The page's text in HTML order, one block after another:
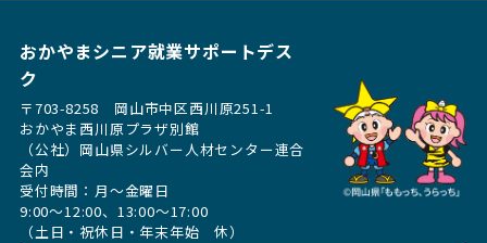
おかやまシニア就業サポートデス
ク
〒703-8258 岡山市中区西川原251-1
おかやま西川原プラザ別館
（公社）岡山県シルバー人材センター連合
会内
受付時間：月〜金曜日
9:00～12:00、13:00〜17:00
（土日・祝休日・年末年始 休）